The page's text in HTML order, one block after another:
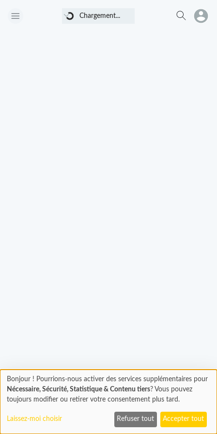
Chargement...
Chargement
En cours...
Bonjour ! Pourrions-nous activer des services supplémentaires pour
Nécessaire, Sécurité, Statistique & Contenu tiers? Vous pouvez
toujours modifier ou retirer votre consentement plus tard.
Laissez-moi choisir Refuser tout Accepter tout